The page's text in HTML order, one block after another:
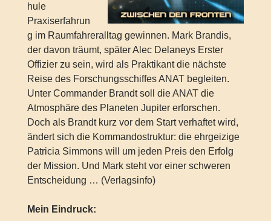
hule
Praxiserfahrun
g im Raumfahreralltag gewinnen. Mark Brandis,
der davon träumt, später Alec Delaneys Erster
Offizier zu sein, wird als Praktikant die nächste
Reise des Forschungsschiffes ANAT begleiten.
Unter Commander Brandt soll die ANAT die
Atmosphäre des Planeten Jupiter erforschen.
Doch als Brandt kurz vor dem Start verhaftet wird,
ändert sich die Kommandostruktur: die ehrgeizige
Patricia Simmons will um jeden Preis den Erfolg
der Mission. Und Mark steht vor einer schweren
Entscheidung … (Verlagsinfo)
Mein Eindruck: